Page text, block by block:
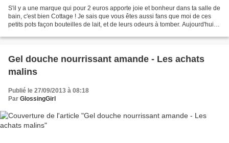
S'il y a une marque qui pour 2 euros apporte joie et bonheur dans ta salle de
bain, c'est bien Cottage ! Je sais que vous êtes aussi fans que moi de ces
petits pots façon bouteilles de lait, et de leurs odeurs à tomber. Aujourd'hui la
Gel douche nourrissant amande - Les achats
malins
Publié le 27/09/2013 à 08:18
Par GlossingGirl